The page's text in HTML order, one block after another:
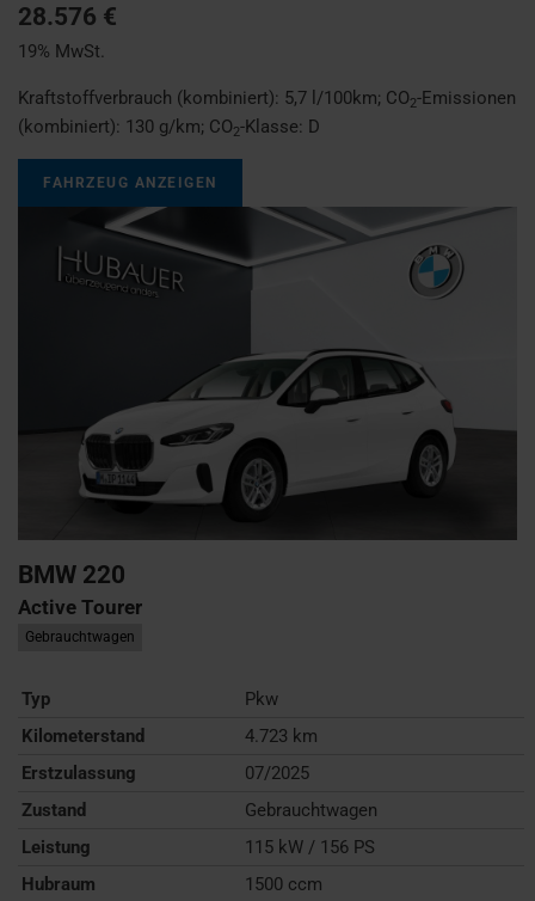
28.576 €
19% MwSt.
Kraftstoffverbrauch (kombiniert): 5,7 l/100km; CO2-Emissionen
(kombiniert): 130 g/km; CO2-Klasse: D
FAHRZEUG ANZEIGEN
BMW 220
Active Tourer
Gebrauchtwagen
Typ
Pkw
Kilometerstand
4.723 km
Erstzulassung
07/2025
Zustand
Gebrauchtwagen
Leistung
115 kW / 156 PS
Hubraum
1500 ccm